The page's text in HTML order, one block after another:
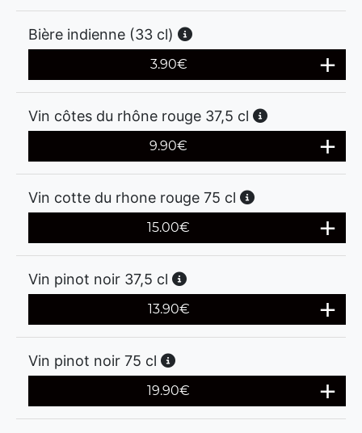
Bière indienne (33 cl)
3.90€
Vin côtes du rhône rouge 37,5 cl
9.90€
Vin cotte du rhone rouge 75 cl
15.00€
Vin pinot noir 37,5 cl
13.90€
Vin pinot noir 75 cl
19.90€